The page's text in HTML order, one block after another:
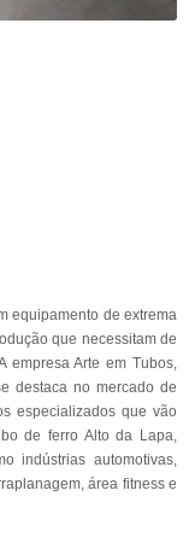
equipamento de extrema
que necessitam de
empresa Arte em Tubos,
destaca no mercado de
especializados que vão
de ferro Alto da Lapa,
indústrias automotivas,
área fitness e